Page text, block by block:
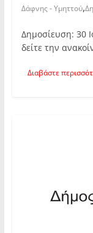
Δάφνης - Υμηττού,
Δημοσίευση: 30
δείτε την
Διαβάστε